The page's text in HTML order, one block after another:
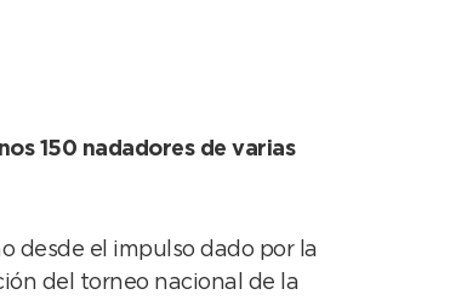
150 nadadores de varias
desde el impulso dado por la
del torneo nacional de la